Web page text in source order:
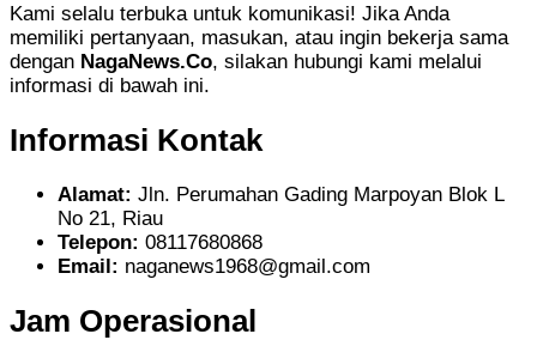
Kami selalu terbuka untuk komunikasi! Jika Anda
memiliki pertanyaan, masukan, atau ingin bekerja sama
dengan NagaNews.Co, silakan hubungi kami melalui
informasi di bawah ini.
Informasi Kontak
Alamat: Jln. Perumahan Gading Marpoyan Blok L
No 21, Riau
Telepon: 08117680868
Email: naganews1968@gmail.com
Jam Operasional